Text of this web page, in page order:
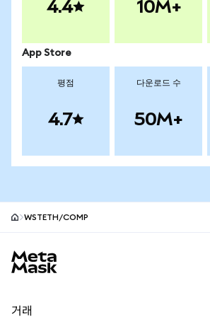
4.4 10M+
App Store
평점
4.7
다운로드 수
50M+
WSTETH/COMP
거래